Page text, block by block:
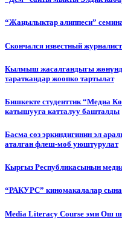
“Жаңылыктар алиппеси”
Cкончался известный
Кылмыш жасалгандыгы
тараткандар жоопко тартылат
Бишкекте студенттик “Медиа
катышууга катталуу башталды
Басма сөз эркиндигинин эл
аталган флеш-моб уюштурулат
Кыргыз Республикасынын
“РАКУРС” киномакалалар
Media Literacy Сourse эми Ош